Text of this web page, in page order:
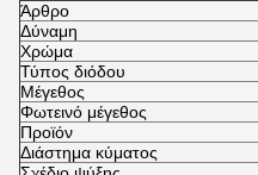
Άρθρο
Δύναμη
Χρώμα
Τύπος διόδου
Μέγεθος
Φωτεινό μέγεθος
Προϊόν
Διάστημα κύματος